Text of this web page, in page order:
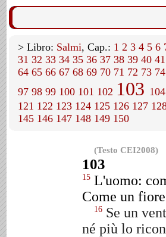
> Libro: Salmi, Cap.: 1 2 3 4 5 6
31 32 33 34 35 36 37 38 39 40 41
64 65 66 67 68 69 70 71 72 73 74
97 98 99 100 101 102 103 104
121 122 123 124 125 126 127
145 146 147 148 149 150
(Testo CEI2008)
103
15 L'uomo:
Come un
16 Se un
né più lo